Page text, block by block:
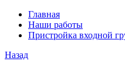
Главная
Наши работы
Пристройка входной
Назад